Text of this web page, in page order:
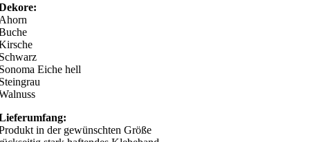
Eiche hell
in der gewünschten Größe